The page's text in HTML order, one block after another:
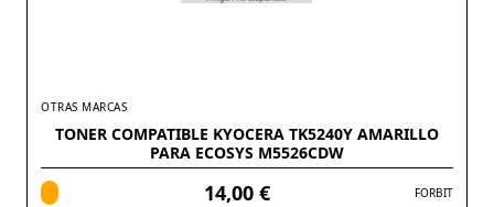
OTRAS MARCAS
TONER COMPATIBLE KYOCERA TK5240Y AMARILLO
PARA ECOSYS M5526CDW
14,00 € FORBIT